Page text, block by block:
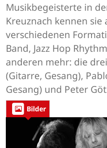
Musikbegeisterte in
Kreuznach kennen sie
verschiedenen
Band, Jazz Hop
anderen mehr: die
(Gitarre, Gesang),
Gesang) und Peter
Bilder